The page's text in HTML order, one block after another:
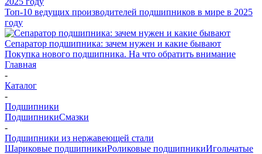
Топ-10 ведущих производителей подшипников в мире в 2025
году
Сепаратор подшипника: зачем нужен и какие бывают
Покупка нового подшипника. На что обратить внимание
Главная
-
Каталог
-
Подшипники
ПодшипникиСмазки
-
Подшипники из нержавеющей стали
Шариковые подшипникиРоликовые подшипникиИгольчатые